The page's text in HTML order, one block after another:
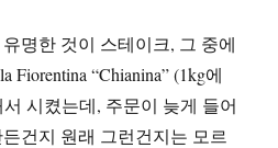
명한 것이 스테이크, 그 중에
Fiorentina “Chianina” (1kg에
시켰는데, 주문이 늦게 들어
건지 원래 그런건지는 모르